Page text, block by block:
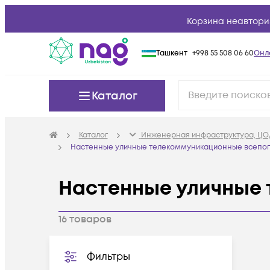
Корзина
Ташкент +998 55 508 06 60
Каталог
Каталог Инженерная инфраструктура,
Настенные уличные телекоммуникационные
Настенные
16товаров
Фильтры